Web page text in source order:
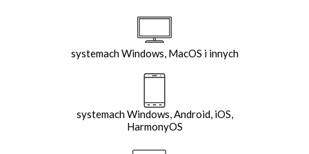
systemach Windows, MacOS i innych
systemach Windows, Android, iOS,
HarmonyOS